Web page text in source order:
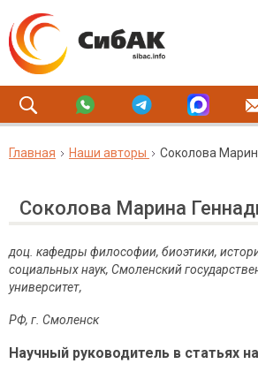
Главная Наши авторы Соколова
Соколова Марина
доц. кафедры философии, биоэтики,
социальных наук, Смоленский
университет,
РФ, г. Смоленск
Научный руководитель в статьях